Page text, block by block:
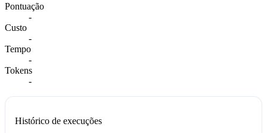
Pontuação
-
Custo
-
Tempo
-
Tokens
-
Histórico de execuções